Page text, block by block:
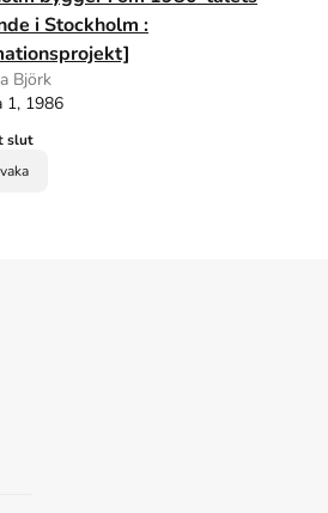
i Stockholm :
Björk
1, 1986
slut